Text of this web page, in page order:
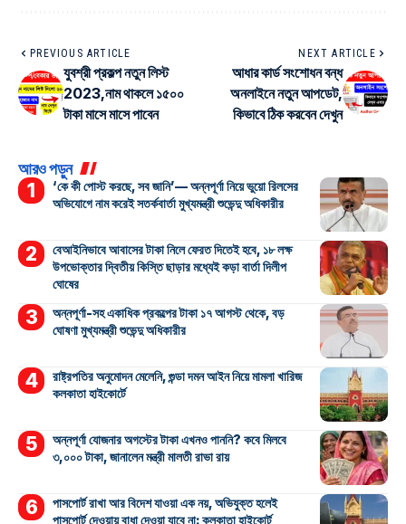
PREVIOUS ARTICLE
যুবশ্রী প্রকল্প নতুন লিস্ট
2023,নাম থাকলে ১৫০০
টাকা মাসে মাসে পাবেন
NEXT ARTICLE
আধার কার্ড সংশোধন বন্ধ
অনলাইনে নতুন আপডেট,
কিভাবে ঠিক করবেন দেখুন
আরও পড়ুন
‘কে কী পোস্ট করছে, সব জানি’— অন্নপূর্ণা নিয়ে ভুয়ো রিলসের
অভিযোগে নাম করেই সতর্কবার্তা মুখ্যমন্ত্রী শুভেন্দু অধিকারীর
বেআইনিভাবে আবাসের টাকা নিলে ফেরত দিতেই হবে, ১৮ লক্ষ
উপভোক্তার দ্বিতীয় কিস্তি ছাড়ার মধ্যেই কড়া বার্তা দিলীপ
ঘোষের
অন্নপূর্ণা-সহ একাধিক প্রকল্পের টাকা ১৭ আগস্ট থেকে, বড়
ঘোষণা মুখ্যমন্ত্রী শুভেন্দু অধিকারীর
রাষ্ট্রপতির অনুমোদন মেলেনি, গুন্ডা দমন আইন নিয়ে মামলা খারিজ
কলকাতা হাইকোর্টে
অন্নপূর্ণা যোজনার অগস্টের টাকা এখনও পাননি? কবে মিলবে
৩,০০০ টাকা, জানালেন মন্ত্রী মালতী রাভা রায়
পাসপোর্ট রাখা আর বিদেশ যাওয়া এক নয়, অভিযুক্ত হলেই
পাসপোর্ট দেওয়ায় বাধা দেওয়া যাবে না: কলকাতা হাইকোর্ট